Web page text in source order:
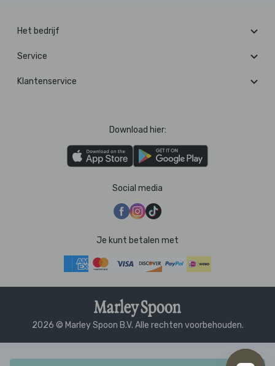
Het bedrijf
Service
Klantenservice
Download hier:
Social media
Je kunt betalen met
2026 © Marley Spoon B.V. Alle rechten voorbehouden.